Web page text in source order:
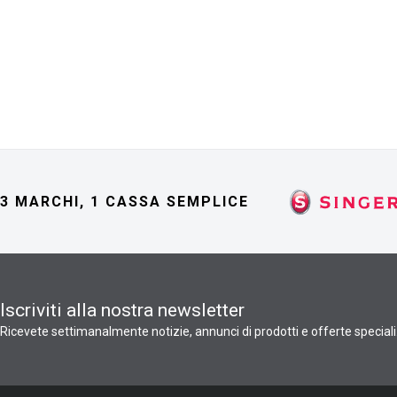
3 MARCHI, 1 CASSA SEMPLICE
Iscriviti alla nostra newsletter
Ricevete settimanalmente notizie, annunci di prodotti e offerte